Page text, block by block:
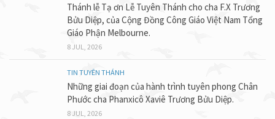
Thánh lễ Tạ ơn Lễ Tuyên Thánh cho cha F.X Trương
Bửu Diệp, của Cộng Đồng Công Giáo Việt Nam Tổng
Giáo Phận Melbourne.
8 JUL, 2026
TIN TUYÊN THÁNH
Những giai đoạn của hành trình tuyên phong Chân
Phước cha Phanxicô Xaviê Trương Bửu Diệp.
8 JUL, 2026